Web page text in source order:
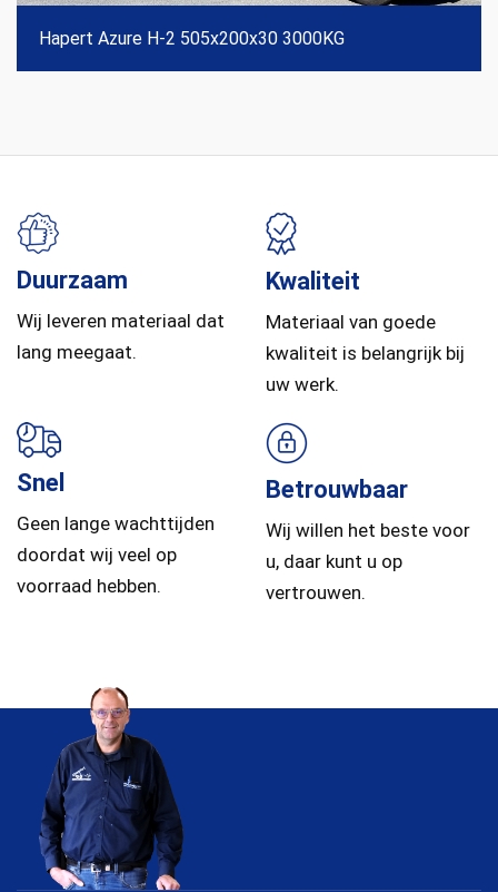
Hapert Azure H-2 505x200x30 3000KG
Duurzaam
Wij leveren materiaal dat
lang meegaat.
Kwaliteit
Materiaal van goede
kwaliteit is belangrijk bij
uw werk.
Snel
Geen lange wachttijden
doordat wij veel op
voorraad hebben.
Betrouwbaar
Wij willen het beste voor
u, daar kunt u op
vertrouwen.